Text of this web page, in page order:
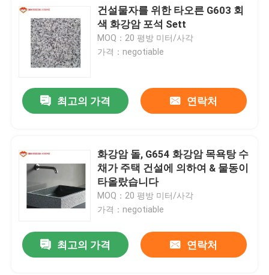
건설물자를 위한 타오른 G603 회
색 화강암 포석 Sett
MOQ：20 평방 미터/사각
가격：negotiable
최고의 가격 연락처
화강암 돌, G654 화강암 목욕탕 수
채가 주택 건설에 의하여 & 물동이
타올랐습니다
MOQ：20 평방 미터/사각
가격：negotiable
최고의 가격 연락처